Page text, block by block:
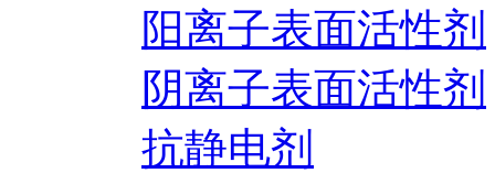
阳离子表面活性剂
阴离子表面活性剂
抗静电剂